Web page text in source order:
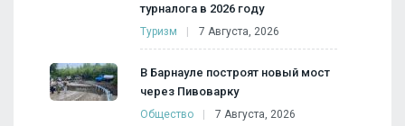
турналога в 2026 году
Туризм 7 Августа, 2026
В Барнауле построят новый мост
через Пивоварку
Общество 7 Августа, 2026